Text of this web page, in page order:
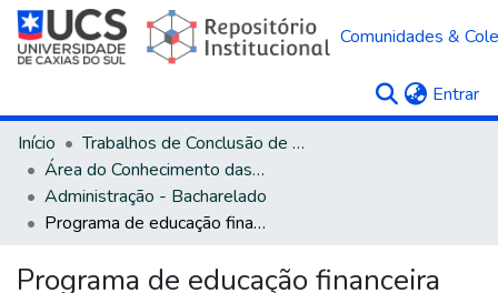
Comunidades &
Entrar
Início
Trabalhos de Conclusão de Curso
Área do Conhecimento das Ciências Sociais Aplicadas
Administração - Bacharelado
Programa de educação financeira virtual para jovens universitários em uma cooperativa de crédito de Bento Gonçalves/RS
Programa de educação financeira